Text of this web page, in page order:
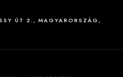
ÚT 2., MAGYARORSZÁG,